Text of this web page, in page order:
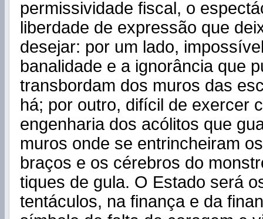
permissividade fiscal, o
liberdade de expressão que
desejar: por um lado,
banalidade e a ignorância que
transbordam dos muros das
há; por outro, difícil de exercer
engenharia dos acólitos que
muros onde se entrincheiram
braços e os cérebros do
tiques de gula. O Estado será
tentáculos, na finança e da